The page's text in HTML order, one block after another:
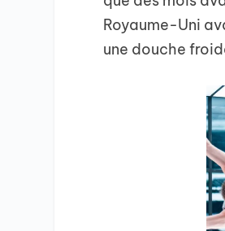
Royaume-Uni
une douche